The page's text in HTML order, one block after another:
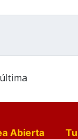
última
Abierta